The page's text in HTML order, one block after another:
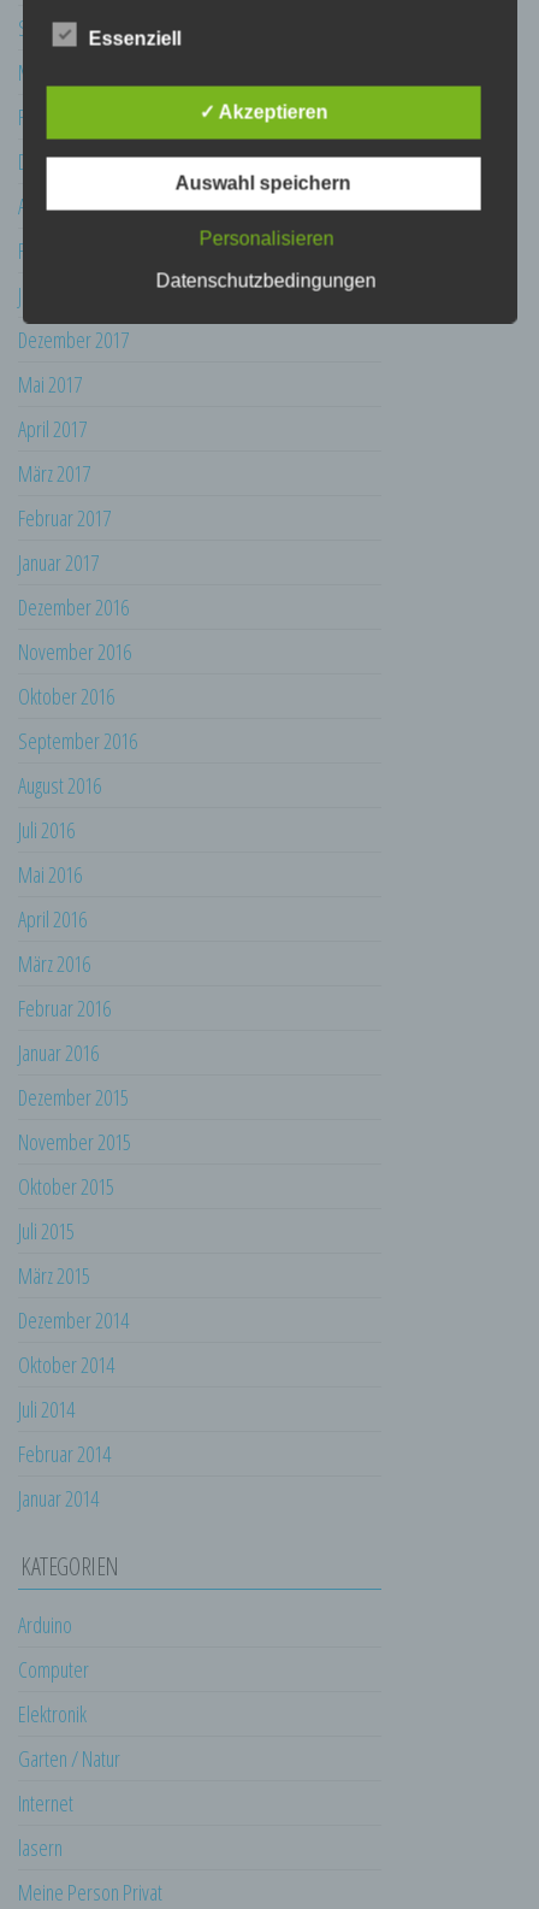
September 2019
März 2019
Februar 2019
Dezember 2018
April 2018
Februar 2018
Januar 2018
Dezember 2017
Mai 2017
April 2017
März 2017
Februar 2017
Januar 2017
Dezember 2016
November 2016
Oktober 2016
September 2016
August 2016
Juli 2016
Mai 2016
April 2016
März 2016
Februar 2016
Januar 2016
Dezember 2015
November 2015
Oktober 2015
Juli 2015
März 2015
Dezember 2014
Oktober 2014
Juli 2014
Februar 2014
Januar 2014
KATEGORIEN
Arduino
Computer
Elektronik
Garten / Natur
Internet
lasern
Meine Person Privat
Verarbeitung Verantwortlichen verarbeitet
c) Verarbeitung
Verarbeitung ist jeder mit oder ohne Hilfe
Vorgang oder jede solche Vorgangsreihe im
Zusammenhang mit personenbezogenen
Daten wie das Erheben, das Erfassen, die
die Anpassung oder Veränderung, das
die Offenlegung durch Übermittlung,
Markierung gespeicherter
e) Profiling
Profiling ist jede Art der automatisierten
darin besteht, dass diese
werden, um bestimmte persönliche Aspekte,
zu bewerten, insbesondere, um Aspekte
Pseudonymisierung ist die Verarbeitung
Informationen nicht mehr einer spezifischen
betroffenen Person zugeordnet werden
können, sofern diese zusätzlichen
Informationen gesondert aufbewahrt werden
Verarbeitung Verantwortlicher
juristische Person, Behörde, Einrichtung
Sind die Zwecke und Mittel dieser
Verarbeitung durch das Unionsrecht oder
h) Auftragsverarbeiter
Daten im Auftrag des Verantwortlichen
Essenziell
✓ Akzeptieren
Auswahl speichern
Personalisieren
Datenschutzbedingungen